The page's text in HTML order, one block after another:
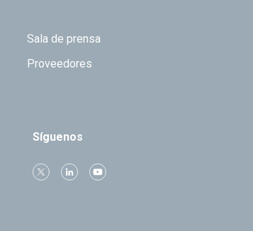
Sala de prensa
Proveedores
Síguenos